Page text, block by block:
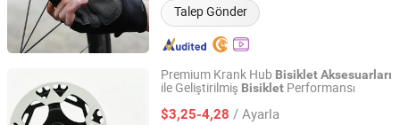
Talep Gönder
Premium Krank Hub BisikletAksesuarları
ile Geliştirilmiş Bisiklet Performansı
$3,25-4,28 / Ayarla
Xingtai Wancong Vehicle Industry Co., Ltd.